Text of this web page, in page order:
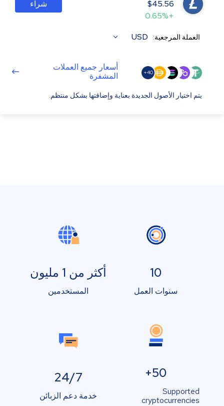
$45.56
+0.65%
شراء
العملة المرجعية: USD
40+
أسعار جميع العملات
المشفرة
يتم اختيار الأصول الجديدة بعناية وإضافتها بشكل منتظم.
10
سنوات العمل
أكثر من 1 مليون
المستخدمين
50+
Supported
cryptocurrencies
24/7
خدمة دعم الزبائن